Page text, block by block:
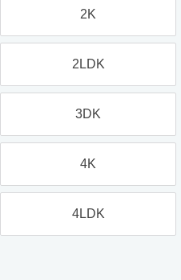
2K
2LDK
3DK
4K
4LDK